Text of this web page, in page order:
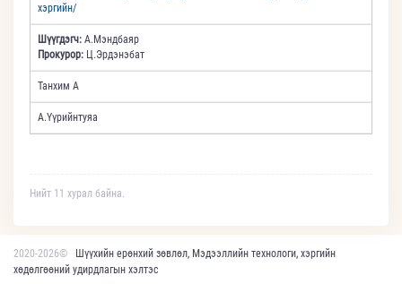
хэргийн/
Шүүгдэгч: А.Мэндбаяр
Прокурор: Ц.Эрдэнэбат
Танхим А
А.Үүрийнтуяа
Нийт 11 хурал байна.
2020-2026©
Шүүхийн ерөнхий зөвлөл, Мэдээллийн технологи, хэргийн
хөдөлгөөний удирдлагын хэлтэс